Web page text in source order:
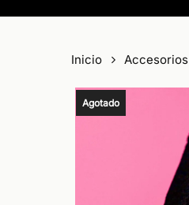
Inicio Accesorios
Agotado